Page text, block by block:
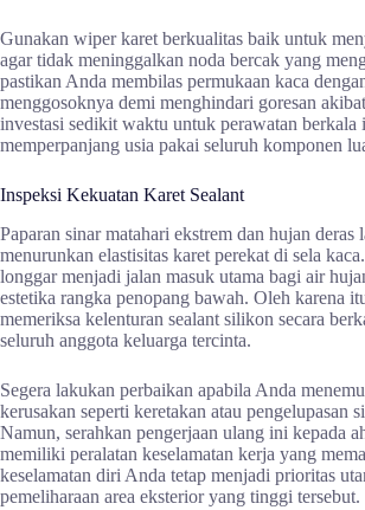
Gunakan wiper karet berkualitas baik untuk
agar tidak meninggalkan noda bercak yang
pastikan Anda membilas permukaan kaca
menggosoknya demi menghindari goresan
investasi sedikit waktu untuk perawatan berkala
memperpanjang usia pakai seluruh komponen
Inspeksi Kekuatan Karet Sealant
Paparan sinar matahari ekstrem dan hujan deras
menurunkan elastisitas karet perekat di sela
longgar menjadi jalan masuk utama bagi air
estetika rangka penopang bawah. Oleh karena
memeriksa kelenturan sealant silikon secara
seluruh anggota keluarga tercinta.
Segera lakukan perbaikan apabila Anda
kerusakan seperti keretakan atau pengelupasan
Namun, serahkan pengerjaan ulang ini kepada
memiliki peralatan keselamatan kerja yang
keselamatan diri Anda tetap menjadi prioritas
pemeliharaan area eksterior yang tinggi tersebut.